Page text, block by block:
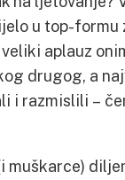
u top-formu
aplauz
drugog, a
i razmislili –
muškarce)